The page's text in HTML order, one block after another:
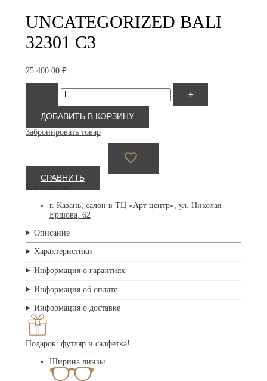
UNCATEGORIZED BALI
32301 C3
25 400.00 ₽
-
Количество
товара
Bali
32301
C3
+
ДОБАВИТЬ В КОРЗИНУ
Забронировать товар
СРАВНИТЬ
В наличии:
г. Казань, салон в ТЦ «Арт центр», ул. Николая
Ершова, 62
Описание
Характеристики
Информация о гарантиях
Информация об оплате
Информация о доставке
Подарок: футляр и салфетка!
Ширина линзы